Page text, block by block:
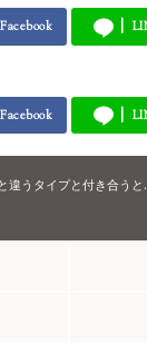
Facebook
Facebook
違うタイプと付き合う